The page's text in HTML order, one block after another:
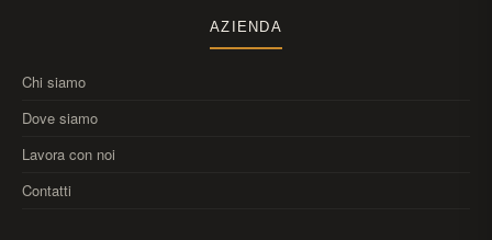
AZIENDA
Chi siamo
Dove siamo
Lavora con noi
Contatti